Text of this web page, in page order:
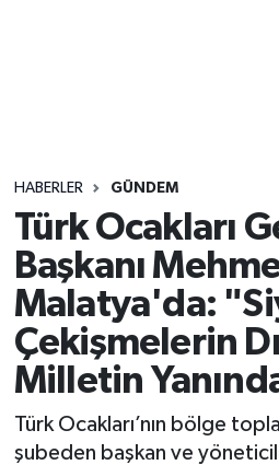
HABERLER GÜNDEM
Türk Ocakları
Başkanı
Malatya'da:
Çekişmelerin
Milletin
Türk Ocakları’nın bölge
şubeden başkan ve
Yaşam